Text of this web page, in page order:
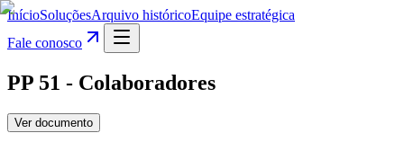
InícioSoluçõesArquivo históricoEquipe estratégica
Fale conosco
PP 51 - Colaboradores
Ver documento